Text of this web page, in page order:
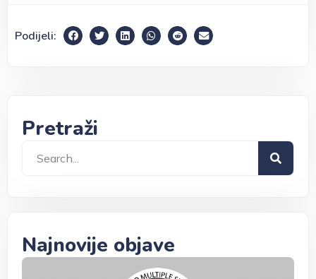
Podijeli:
Pretraži
Najnovije objave